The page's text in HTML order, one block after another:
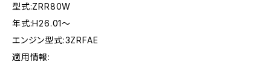
型式:ZRR80W
年式:H26.01～
エンジン型式:3ZRFAE
適用情報: